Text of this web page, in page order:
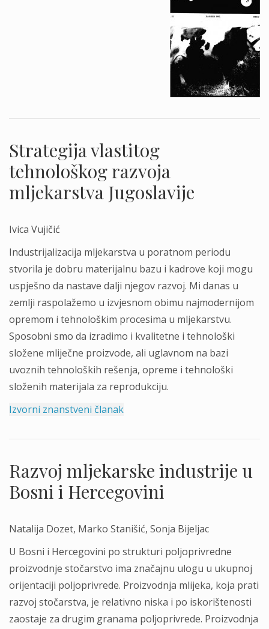
Strategija vlastitog
tehnološkog razvoja
mljekarstva Jugoslavije
Ivica Vujičić
Industrijalizacija mljekarstva u poratnom periodu
stvorila je dobru materijalnu bazu i kadrove koji mogu
uspješno da nastave dalji njegov razvoj. Mi danas u
zemlji raspolažemo u izvjesnom obimu najmodernijom
opremom i tehnološkim procesima u mljekarstvu.
Sposobni smo da izradimo i kvalitetne i tehnološki
složene mliječne proizvode, ali uglavnom na bazi
uvoznih tehnoloških rešenja, opreme i tehnološki
složenih materijala za reprodukciju.
Izvorni znanstveni članak
Razvoj mljekarske industrije u
Bosni i Hercegovini
Natalija Dozet, Marko Stanišić, Sonja Bijeljac
U Bosni i Hercegovini po strukturi poljoprivredne
proizvodnje stočarstvo ima značajnu ulogu u ukupnoj
orijentaciji poljoprivrede. Proizvodnja mlijeka, koja prati
razvoj stočarstva, je relativno niska i po iskorištenosti
zaostaje za drugim granama poljoprivrede. Proizvodnja